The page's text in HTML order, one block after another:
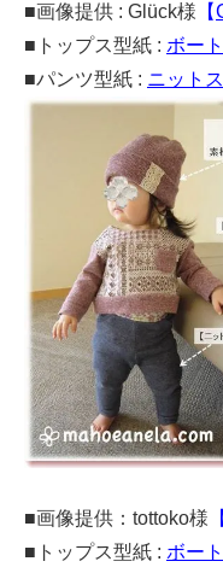
■画像提供 : Glück様 【
■トップス型紙 : ボー
■パンツ型紙 : ニット
■画像提供：tottoko様 【
■トップス型紙 : ボー